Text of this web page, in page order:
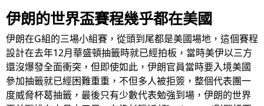
伊朗的世界盃賽程幾乎都在美國
伊朗在G組的三場小組賽，從頭到尾都是美國場地，這個賽程
設計在去年12月華盛頓抽籤時就已經拍板，當時美伊以三方
還沒爆發全面衝突，但即使如此，伊朗官員當時要入境美國
參加抽籤就已經困難重重，不但多人被拒簽，整個代表團一
度威脅杯葛抽籤，最後只有少數代表勉強到場，伊朗的世界